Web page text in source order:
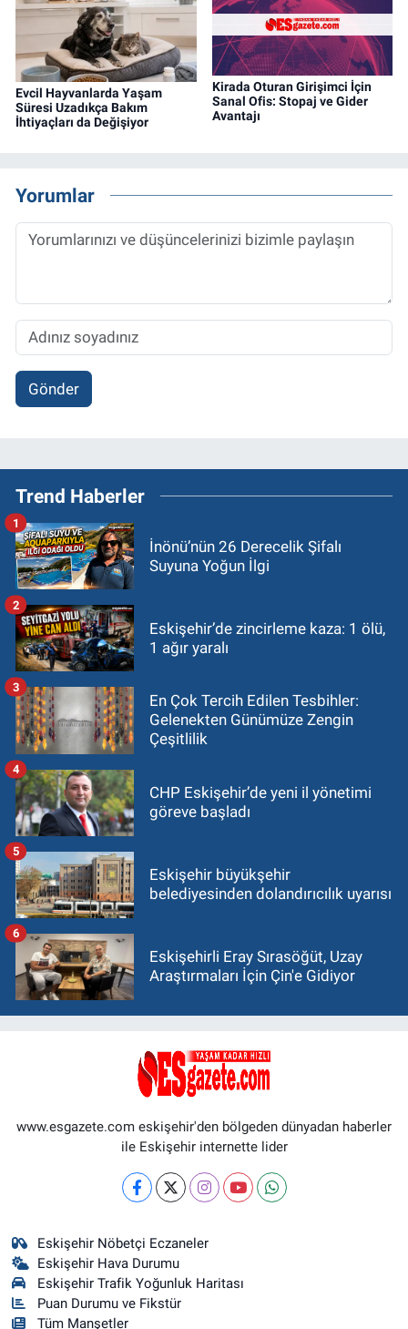
Evcil Hayvanlarda Yaşam
Süresi Uzadıkça Bakım
İhtiyaçları da Değişiyor
Kirada Oturan Girişimci İçin
Sanal Ofis: Stopaj ve Gider
Avantajı
Yorumlar
Gönder
Trend Haberler
İnönü’nün 26 Derecelik Şifalı
Suyuna Yoğun İlgi
1
Eskişehir’de zincirleme kaza: 1 ölü,
1 ağır yaralı
2
En Çok Tercih Edilen Tesbihler:
Gelenekten Günümüze Zengin
Çeşitlilik
3
CHP Eskişehir’de yeni il yönetimi
göreve başladı
4
Eskişehir büyükşehir
belediyesinden dolandırıcılık uyarısı
5
Eskişehirli Eray Sırasöğüt, Uzay
Araştırmaları İçin Çin'e Gidiyor
6
www.esgazete.com eskişehir'den bölgeden dünyadan haberler
ile Eskişehir internette lider
Eskişehir Nöbetçi Eczaneler
Eskişehir Hava Durumu
Eskişehir Trafik Yoğunluk Haritası
Puan Durumu ve Fikstür
Tüm Manşetler